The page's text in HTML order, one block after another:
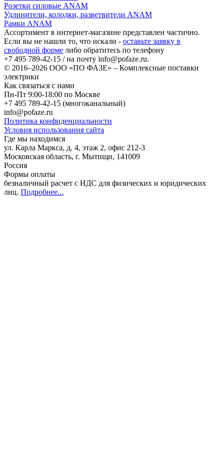
Розетки силовые ANAM
Удлинители, колодки, разветвители ANAM
Рамки ANAM
Ассортимент в интернет-магазине представлен частично.
Если вы не нашли то, что искали - оставьте заявку в
свободной форме либо обратитесь по телефону
+7 495 789-42-15 / на почту info@pofaze.ru.
© 2016–2026 ООО «ПО ФАЗЕ» – Комплексные поставки
электрики
Как связаться с нами
Пн-Пт 9:00-18:00 по Москве
+7 495 789-42-15 (многоканальный)
info@pofaze.ru
Политика конфиденциальности
Условия использования сайта
Где мы находимся
ул. Карла Маркса, д. 4, этаж 2, офис 212-3
Московская область, г. Мытищи, 141009
Россия
Формы оплаты
безналичный расчет с НДС для физических и юридических
лиц. Подробнее...